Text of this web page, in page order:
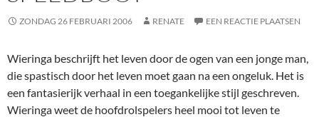
ZONDAG 26 FEBRUARI 2006 RENATE EEN REACTIE PLAATSEN
Wieringa beschrijft het leven door de ogen van een jonge man,
die spastisch door het leven moet gaan na een ongeluk. Het is
een fantasierijk verhaal in een toegankelijke stijl geschreven.
Wieringa weet de hoofdrolspelers heel mooi tot leven te